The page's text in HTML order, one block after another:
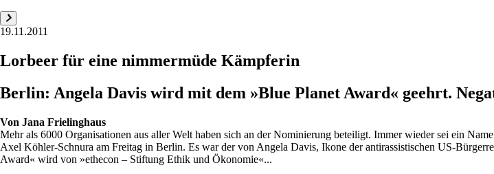
19.11.2011
Lorbeer für eine nimmermüde Kämpferin
Berlin: Angela Davis wird mit dem »Blue Planet Award« geehrt.
Von Jana Frielinghaus
Mehr als 6000 Organisationen aus aller Welt haben sich an der Nominierung beteiligt. Immer wieder sei ein
Axel Köhler-Schnura am Freitag in Berlin. Es war der von Angela Davis, Ikone der antirassistischen US-
Award« wird von »ethecon – Stiftung Ethik und Ökonomie«...